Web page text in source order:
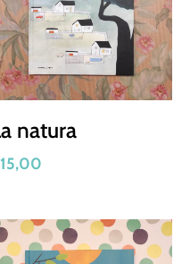
natura
15,00